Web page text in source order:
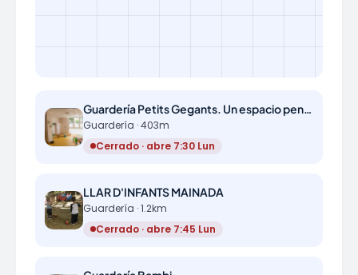
Guardería Petits Gegants. Un espacio pensado para los niños
Guardería · 403m
Cerrado · abre 7:30 Lun
LLAR D'INFANTS MAINADA
Guardería · 1.2km
Cerrado · abre 7:45 Lun